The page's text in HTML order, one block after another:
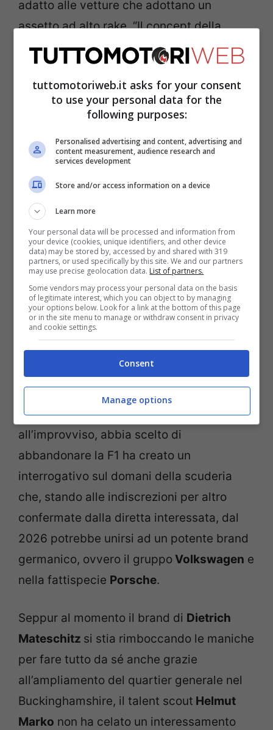
adatto alle vetture che adottano un
assetto ad alto rake. “Il concept della
nostra monoposto, come di tutte quelle
disegnate daAdrian Newey, risponde
bene soltanto con l’ala anteriore incollata
al suolo”, ha spiegato il manager.
Le voci di mercato per il
futuro
Intanto per restare sempre in casa degli
energetici torna a tenere banco la
questione motore. Il fatto che laHonda,
all’improvviso, abbia scelto di
abbandonare la F1 ha creato un
interrogativo sul domani della scuderia
che, stando alle indiscrezioni per altro
confermate dalla diretta interessata, dal
2026 potrebbe unirsi ad un potente brand
germanico, ovvero il gruppoVolkswagen e
nella fattispecie Porsche.
Seppur al momento il brand di Dietrich
Mateschitz si stia rimboccando le maniche
per fare tutto da sé anche grazie
all’ampliamento del quartier generale nel
Buckinghamshire, il talent scout Helmut
Marko non ha celato un interessamento
tuttomotoriweb.it asks for your consent
to use your personal data for the
following purposes:
Personalised advertising and content, advertising and
content measurement, audience research and
services development
Store and/or access information on a device
Learn more
Your personal data will be processed and information from
your device (cookies, unique identifiers, and other device
data) may be stored by, accessed by and shared with 319
partners, or used specifically by this site. We and our partners
may use precise geolocation data. List of partners.
Some vendors may process your personal data on the basis
of legitimate interest, which you can object to by managing
your options below. Look for a link at the bottom of this page
or in the site menu to manage or withdraw consent in privacy
and cookie settings.
Consent
Manage options